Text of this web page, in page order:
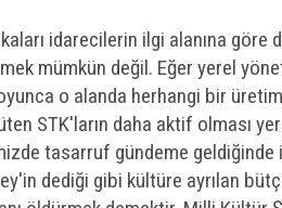
idarecilerin ilgi alanına göre
mümkün değil. Eğer yerel
o alanda herhangi bir
STK'ların daha aktif olması
tasarruf gündeme
dediği gibi kültüre ayrılan